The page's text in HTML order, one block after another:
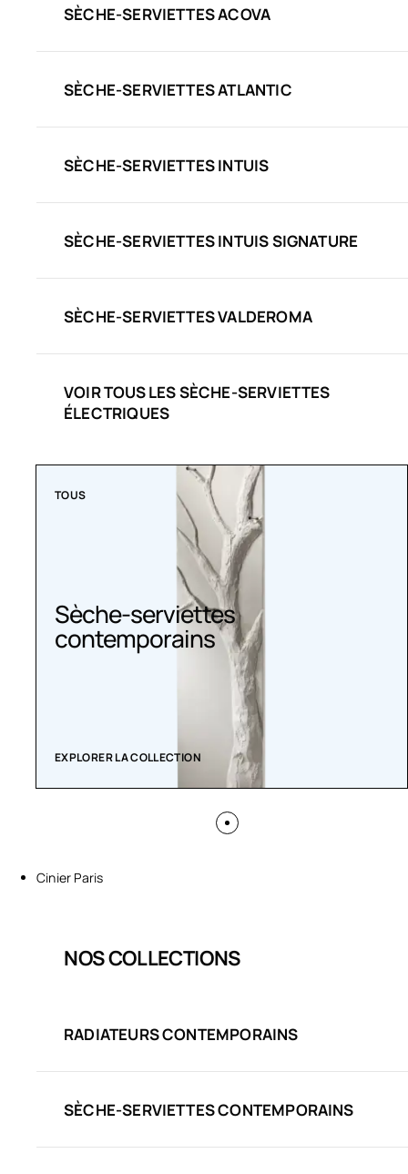
SÈCHE-SERVIETTES ACOVA
SÈCHE-SERVIETTES ATLANTIC
SÈCHE-SERVIETTES INTUIS
SÈCHE-SERVIETTES INTUIS SIGNATURE
SÈCHE-SERVIETTES VALDEROMA
VOIR TOUS LES SÈCHE-SERVIETTES
ÉLECTRIQUES
TOUS
Sèche-serviettes
contemporains
EXPLORER LA COLLECTION
Cinier Paris
NOS COLLECTIONS
RADIATEURS CONTEMPORAINS
SÈCHE-SERVIETTES CONTEMPORAINS